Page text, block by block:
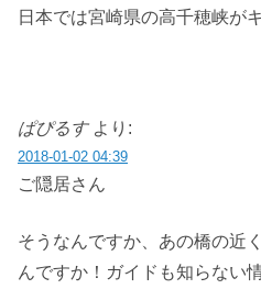
日本では宮崎県の高千穂峡が
ぱぴるす より:
2018-01-02 04:39
ご隠居さん
そうなんですか、あの橋の近
んですか！ガイドも知らない